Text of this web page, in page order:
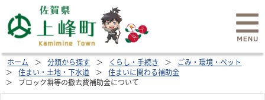
ホーム 分類から探す くらし・手続き
ごみ・環境・ペット
住まい・土地・下水道
住まいに関わる補助金
ブロック塀等の撤去費補助金について